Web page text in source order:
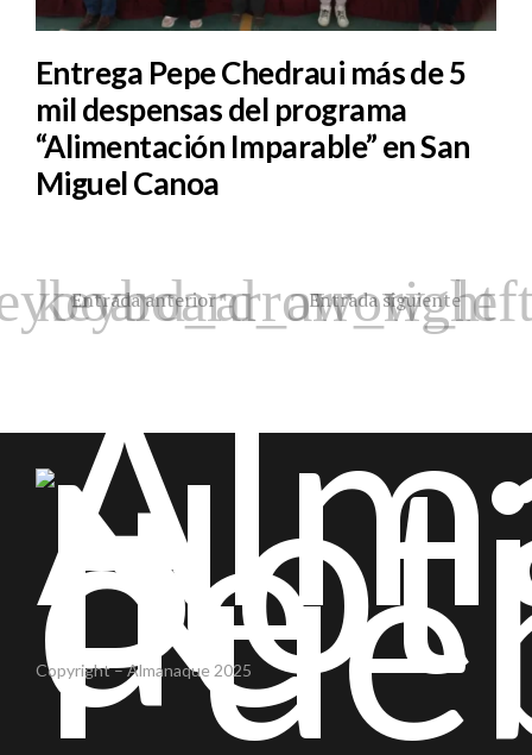
Entrega Pepe Chedraui más de 5
mil despensas del programa
“Alimentación Imparable” en San
Miguel Canoa
Entrada anterior Entrada siguiente
Copyright – Almanaque 2025